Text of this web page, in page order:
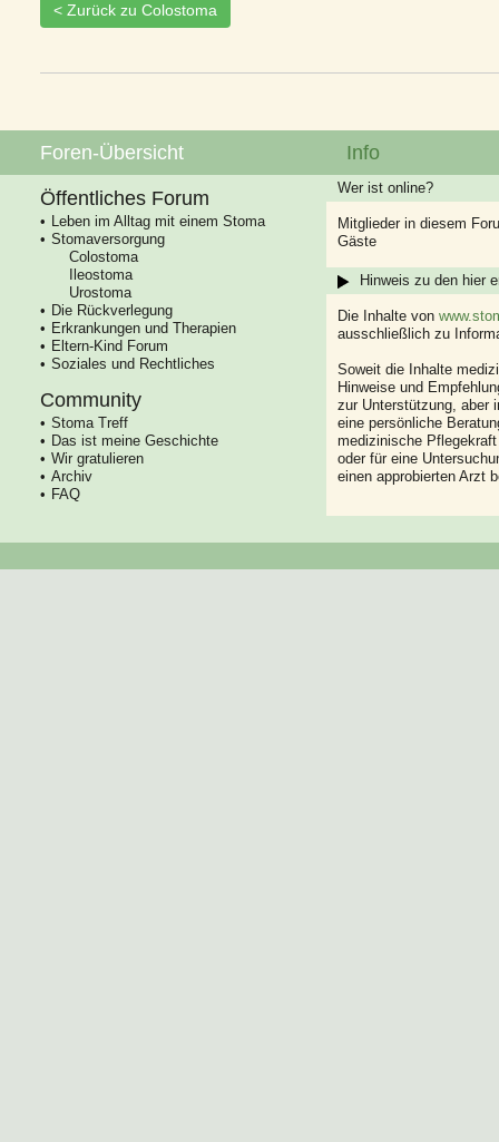
< Zurück zu Colostoma
Foren-Übersicht
Öffentliches Forum
Leben im Alltag mit einem Stoma
Stomaversorgung
Colostoma
Ileostoma
Urostoma
Die Rückverlegung
Erkrankungen und Therapien
Eltern-Kind Forum
Soziales und Rechtliches
Community
Stoma Treff
Das ist meine Geschichte
Wir gratulieren
Archiv
FAQ
Info
Wer ist online?
Mitglieder in diesem
Gäste
Hinweis zu den hier
Die Inhalte von
ausschließlich zu
Soweit die Inhalte
Hinweise und
zur Unterstützung, aber
eine persönliche
medizinische
oder für eine
einen approbierten Arzt